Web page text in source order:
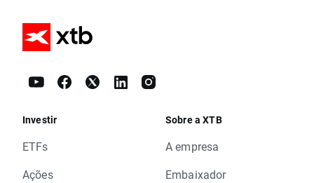
Investir
ETFs
Ações
Sobre a XTB
A empresa
Embaixador